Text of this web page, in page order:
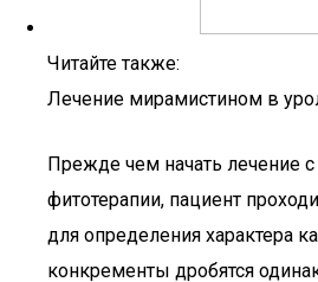
Читайте также:
Лечение мирамистином в
Прежде чем начать лечение
фитотерапии, пациент
для определения характера
конкременты дробятся